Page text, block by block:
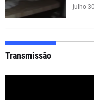
julho
Transmissão